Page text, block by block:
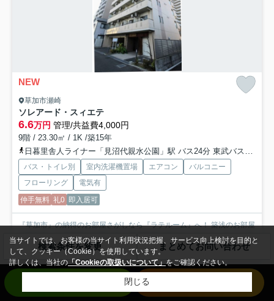
NEW
草加市瀬崎
ソレアード・スィエテ
6.6万円 管理/共益費4,000円
9階 / 23.30㎡ / 1K /築15年
日暮里舎人ライナー「見沼代親水公園」駅 バス24分 東武バス「谷塚駅」 停歩4分
バス・トイレ別 室内洗濯機置場 エアコン
バルコニー
フローリング
電気有
仲手無料 礼0 即入居可
『草加市』の納得のお部屋さがしなら『ラテルーム』へ！ 築浅のお部屋
で新生活・入居審査が心配の方・初期費用を抑えたい方にも...もっと見
る
検索条件を変更 まとめてお問い合わせ
当サイトでは、お客様の当サイト利用状況把握、サービス向上検討を目的と
して、クッキー（Cookie）を使用しています。
詳しくは、当社の「Cookieの取扱いについて」をご確認ください。
閉じる